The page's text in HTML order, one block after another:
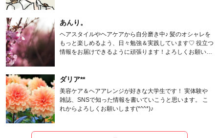
あんり。
ヘアスタイルやヘアケアから自分磨き中♪ 髪のオシャレを
もっと楽しめるよう、日々勉強＆実践しています♡ 役立つ
情報をお届けできるように頑張ります！よろしくお願いし
ダリア**
美容ケア＆ヘアアレンジが好きな大学生です！ 実体験や
雑誌、SNSで知った情報を書いていこうと思います。 こ
れからよろしくお願いします(*^^*)♪